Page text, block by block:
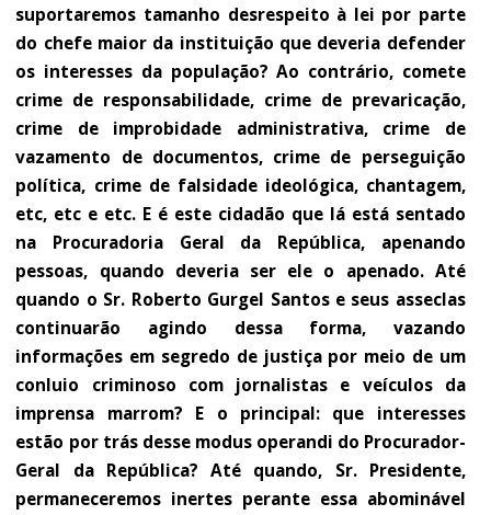
suportaremos tamanho desrespeito à lei por parte
do chefe maior da instituição que deveria defender
os interesses da população? Ao contrário, comete
crime de responsabilidade, crime de prevaricação,
crime de improbidade administrativa, crime de
vazamento de documentos, crime de perseguição
política, crime de falsidade ideológica, chantagem,
etc, etc e etc. E é este cidadão que lá está sentado
na Procuradoria Geral da República, apenando
pessoas, quando deveria ser ele o apenado. Até
quando o Sr. Roberto Gurgel Santos e seus asseclas
continuarão agindo dessa forma, vazando
informações em segredo de justiça por meio de um
conluio criminoso com jornalistas e veículos da
imprensa marrom? E o principal: que interesses
estão por trás desse modus operandi do Procurador-
Geral da República? Até quando, Sr. Presidente,
permaneceremos inertes perante essa abominável